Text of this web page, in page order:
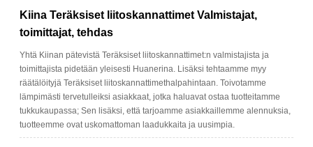
Kiina Teräksiset liitoskannattimet Valmistajat,
toimittajat, tehdas
Yhtä Kiinan pätevistä Teräksiset liitoskannattimet:n valmistajista ja
toimittajista pidetään yleisesti Huanerina. Lisäksi tehtaamme myy
räätälöityjä Teräksiset liitoskannattimethalpahintaan. Toivotamme
lämpimästi tervetulleiksi asiakkaat, jotka haluavat ostaa tuotteitamme
tukkukaupassa; Sen lisäksi, että tarjoamme asiakkaillemme alennuksia,
tuotteemme ovat uskomattoman laadukkaita ja uusimpia.